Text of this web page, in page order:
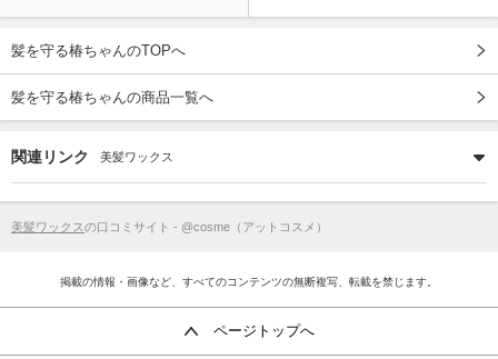
髪を守る椿ちゃんのTOPへ
髪を守る椿ちゃんの商品一覧へ
関連リンク 美髪ワックス
美髪ワックスの口コミサイト - @cosme（アットコスメ）
掲載の情報・画像など、すべてのコンテンツの無断複写、転載を禁じます。
ページトップへ